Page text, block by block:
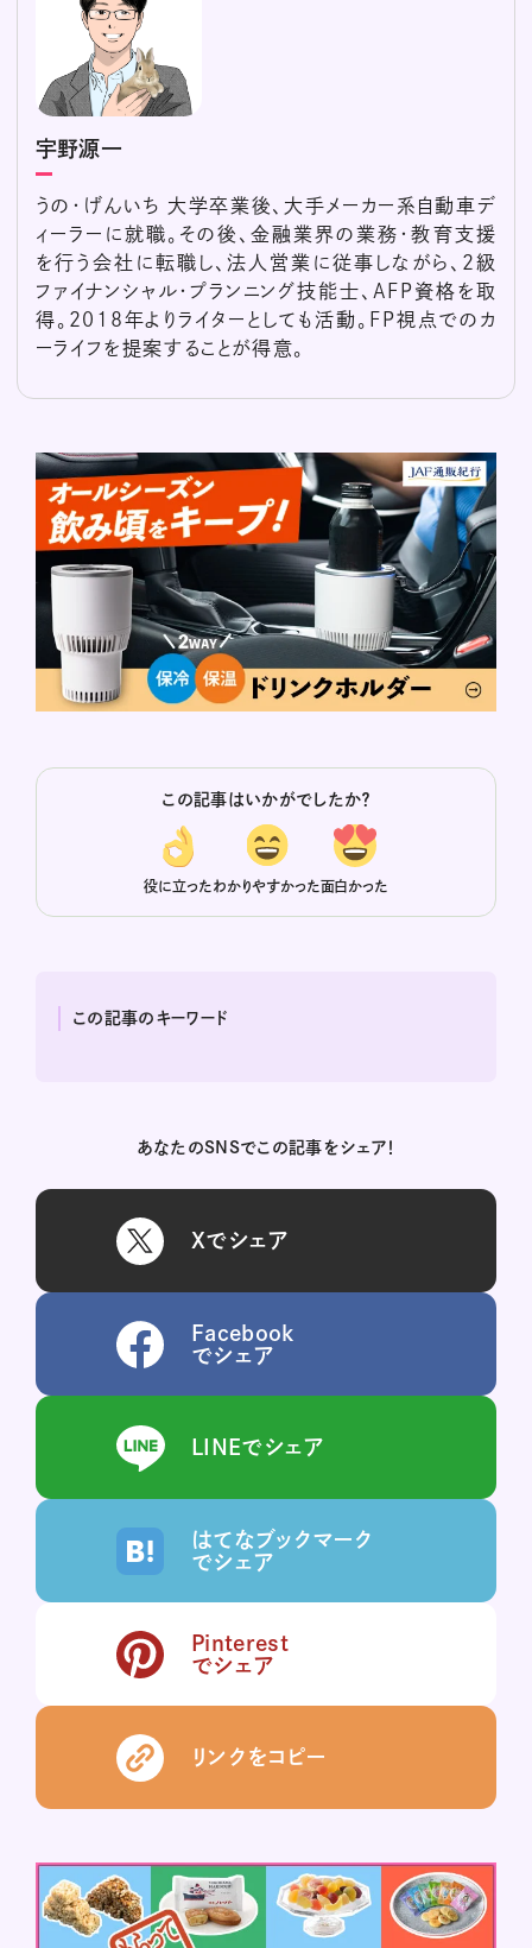
宇野源一
うの・げんいち 大学卒業後、大手メーカー系自動車デ
ィーラーに就職。その後、金融業界の業務・教育支援
を行う会社に転職し、法人営業に従事しながら、2級
ファイナンシャル・プランニング技能士、AFP資格を取
得。2018年よりライターとしても活動。FP視点でのカ
ーライフを提案することが得意。
この記事はいかがでしたか？
役に立ったわかりやすかった面白かった
この記事のキーワード
あなたのSNSでこの記事をシェア！
Xでシェア
Facebook
でシェア
LINEでシェア
はてなブックマーク
でシェア
Pinterest
でシェア
リンクをコピー